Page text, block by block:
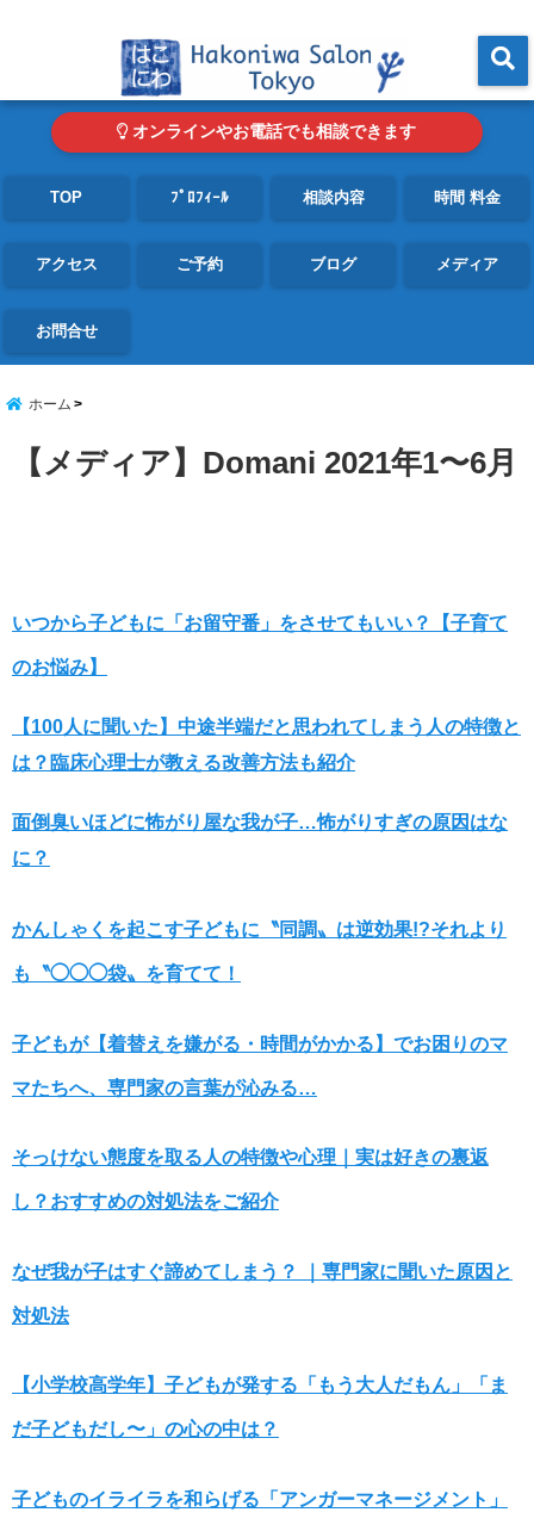
オンラインやお電話でも相談できます
TOP ﾌﾟﾛﾌｨｰﾙ 相談内容 時間 料金
アクセス ご予約 ブログ メディア
お問合せ
ホーム
【メディア】Domani 2021年1〜6月
いつから子どもに「お留守番」をさせてもいい？【子育て
のお悩み】
【100人に聞いた】中途半端だと思われてしまう人の特徴と
は？臨床心理士が教える改善方法も紹介
面倒臭いほどに怖がり屋な我が子…怖がりすぎの原因はな
に？
かんしゃくを起こす子どもに〝同調〟は逆効果!?それより
も〝◯◯◯袋〟を育てて！
子どもが【着替えを嫌がる・時間がかかる】でお困りのマ
マたちへ、専門家の言葉が沁みる…
そっけない態度を取る人の特徴や心理｜実は好きの裏返
し？おすすめの対処法をご紹介
なぜ我が子はすぐ諦めてしまう？ ｜専門家に聞いた原因と
対処法
【小学校高学年】子どもが発する「もう大人だもん」「ま
だ子どもだし〜」の心の中は？
子どものイライラを和らげる「アンガーマネージメント」